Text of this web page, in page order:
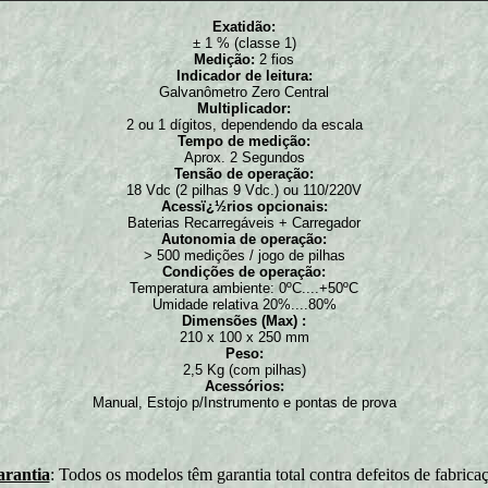
Exatidão:
± 1 % (classe 1)
Medição: 2 fios
Indicador de leitura:
Galvanômetro Zero Central
Multiplicador:
2 ou 1 dígitos, dependendo da escala
Tempo de medição:
Aprox. 2 Segundos
Tensão de operação:
18 Vdc (2 pilhas 9 Vdc.) ou 110/220V
Acessï¿½rios opcionais:
Baterias Recarregáveis + Carregador
Autonomia de operação:
> 500 medições / jogo de pilhas
Condições de operação:
Temperatura ambiente: 0ºC....+50ºC
Umidade relativa 20%....80%
Dimensões (Max) :
210 x 100 x 250 mm
Peso:
2,5 Kg (com pilhas)
Acessórios:
Manual, Estojo p/Instrumento e pontas de prova
: Todos os modelos têm garantia total contra defeitos de